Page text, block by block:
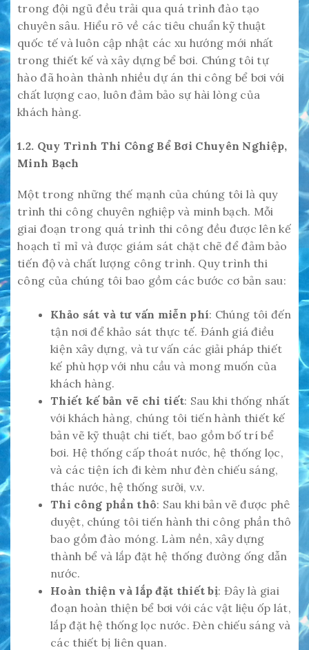
trong đội ngũ đều trải qua quá trình đào tạo
chuyên sâu. Hiểu rõ về các tiêu chuẩn kỹ thuật
quốc tế và luôn cập nhật các xu hướng mới nhất
trong thiết kế và xây dựng bể bơi. Chúng tôi tự
hào đã hoàn thành nhiều dự án thi công bể bơi với
chất lượng cao, luôn đảm bảo sự hài lòng của
khách hàng.
1.2. Quy Trình Thi Công Bể Bơi Chuyên Nghiệp,
Minh Bạch
Một trong những thế mạnh của chúng tôi là quy
trình thi công chuyên nghiệp và minh bạch. Mỗi
giai đoạn trong quá trình thi công đều được lên kế
hoạch tỉ mỉ và được giám sát chặt chẽ để đảm bảo
tiến độ và chất lượng công trình. Quy trình thi
công của chúng tôi bao gồm các bước cơ bản sau:
Khảo sát và tư vấn miễn phí: Chúng tôi đến
tận nơi để khảo sát thực tế. Đánh giá điều
kiện xây dựng, và tư vấn các giải pháp thiết
kế phù hợp với nhu cầu và mong muốn của
khách hàng.
Thiết kế bản vẽ chi tiết: Sau khi thống nhất
với khách hàng, chúng tôi tiến hành thiết kế
bản vẽ kỹ thuật chi tiết, bao gồm bố trí bể
bơi. Hệ thống cấp thoát nước, hệ thống lọc,
và các tiện ích đi kèm như đèn chiếu sáng,
thác nước, hệ thống sưởi, v.v.
Thi công phần thô: Sau khi bản vẽ được phê
duyệt, chúng tôi tiến hành thi công phần thô
bao gồm đào móng. Làm nền, xây dựng
thành bể và lắp đặt hệ thống đường ống dẫn
nước.
Hoàn thiện và lắp đặt thiết bị: Đây là giai
đoạn hoàn thiện bể bơi với các vật liệu ốp lát,
lắp đặt hệ thống lọc nước. Đèn chiếu sáng và
các thiết bị liên quan.